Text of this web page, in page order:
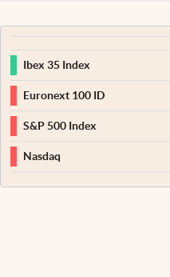
Ibex 35 Index
Euronext 100 ID
S&P 500 Index
Nasdaq